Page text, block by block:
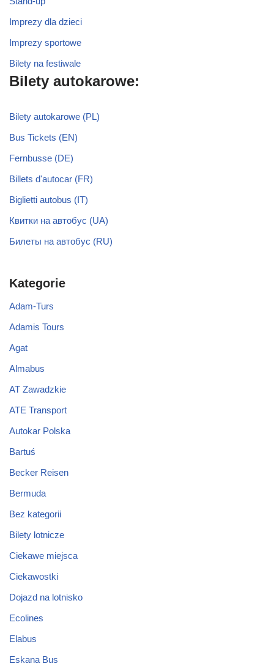
Imprezy dla dzieci
Imprezy sportowe
Bilety na festiwale
Bilety autokarowe:
Bilety autokarowe (PL)
Bus Tickets (EN)
Fernbusse (DE)
Billets d'autocar (FR)
Biglietti autobus (IT)
Квитки на автобус (UA)
Билеты на автобус (RU)
Kategorie
Adam-Turs
Adamis Tours
Agat
Almabus
AT Zawadzkie
ATE Transport
Autokar Polska
Bartuś
Becker Reisen
Bermuda
Bez kategorii
Bilety lotnicze
Ciekawe miejsca
Ciekawostki
Dojazd na lotnisko
Ecolines
Elabus
Eskana Bus